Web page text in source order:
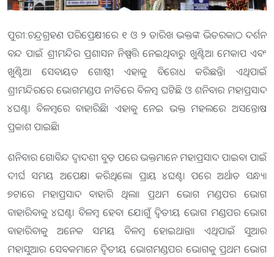
ପୁରୀ:ଚନ୍ଦ୍ରଗ୍ରହଣ ପରିପ୍ରେକ୍ଷୀରେ ୧ ଓ ୨ ତାରିଖ ଭକ୍ତଙ୍କ ଭିତରକାଠ ଦର୍ଶନ
ବନ୍ଦ ପାଇଁ ଶ୍ରୀମନ୍ଦିର ପ୍ରଶାସନ ନିଷ୍ପତ୍ତି ନେଇଥିବାରୁ ଖୁଣ୍ଟିଆ ମେକାପ ଏବଂ
ଖୁଣ୍ଟିଆ ସେବାୟତ ଗୋଷ୍ଠୀ ଏହାକୁ ବିରୋଧ କରିଛନ୍ତି। ଏଥିପାଇଁ
ଶ୍ରୀମନ୍ଦିରରେ ଭୋଗମଣ୍ଡପ ନୀତିରେ ବିଳମ୍ବ ଘଟିଛି ଓ ଶନିବାର ମହାପ୍ରସାଦ
୪ଘଣ୍ଟା ବିଳମ୍ବରେ ବାହାରିଛି। ଏହାକୁ ନେଇ ଭକ୍ତ ମହଲରେ ଅସନ୍ତୋଷ
ପ୍ରକାଶ ପାଇଛି।
ଶନିବାର ଗୋବିନ୍ଦ ଦ୍ବାଦଶୀ ବୁଡ଼ ପରେ ଭକ୍ତମାନେ ମହାପ୍ରସାଦ ପାଇବା ପାଇଁ
ଦୀର୍ଘ ସମୟ ଅପେକ୍ଷା କରିଥିଲେ। ପ୍ରାୟ ୪ଘଣ୍ଟା ପରେ ଅର୍ଥାତ ସନ୍ଧ୍ୟା
୭ଟାରେ ମହାପ୍ରସାଦ ବାହାରି ଥିଲା। ପ୍ରଥମ ଭୋଗ ମଣ୍ଡପର ଭୋଗ
ବାହାରିବାକୁ ୪ଘଣ୍ଟା ବିଳମ୍ବ ହେବା ଯୋଗୁଁ ଦ୍ବିତୀୟ ଭୋଗ ମଣ୍ଡପର ଭୋଗ
ବାହାରିବାକୁ ଅନେକ ସମୟ ବିଳମ୍ବ ହୋଇଥାନ୍ତା। ଏଥିପାଇଁ ସୁଆର
ମହାସୁଆର ସେବକମାନେ ଦ୍ବିତୀୟ ଭୋଗମଣ୍ଡପର ଭୋଗକୁ ପ୍ରଥମ ଭୋଗ